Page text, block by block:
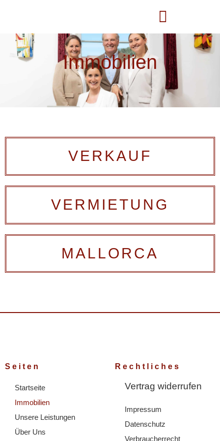
Immobilien
VERKAUF
VERMIETUNG
MALLORCA
Seiten
Startseite
Immobilien
Unsere Leistungen
Über Uns
Rechtliches
Vertrag widerrufen
Impressum
Datenschutz
Verbraucherrecht